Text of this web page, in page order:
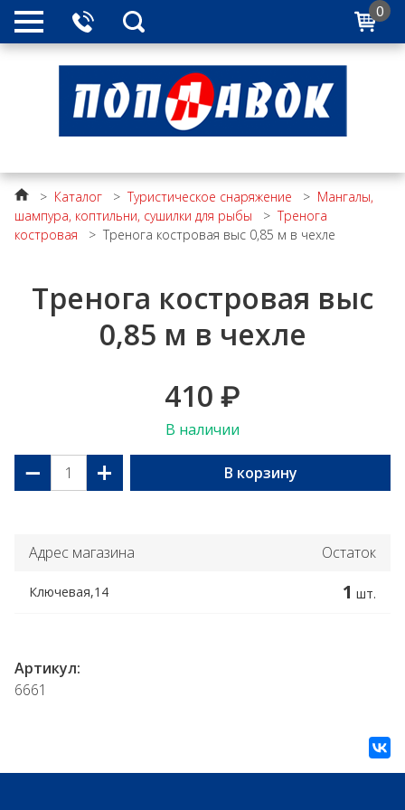
0
> Каталог >Туристическое снаряжение > Мангалы,
шампура, коптильни, сушилки для рыбы
>Тренога
костровая
> Тренога костровая выс 0,85 м в чехле
Тренога костровая выс
0,85 м в чехле
410 ₽
В наличии
− + В корзину
Адрес магазина Остаток
Ключевая,14 1 шт.
Артикул:
6661